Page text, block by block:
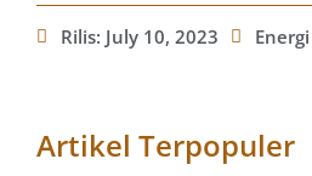
Rilis: July 10, 2023
Artikel Terpopuler